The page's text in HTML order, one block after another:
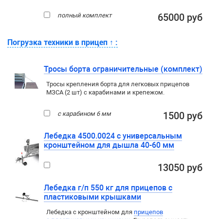
полный комплект 65000 руб
Погрузка техники в прицеп ↑ :
Тросы борта ограничительные (комплект)
Тросы крепления борта для легковых прицепов
МЗСА (2 шт) с карабинами и крепежом.
с карабином 6 мм 1500 руб
Лебедка 4500.0024 с универсальным
кронштейном для дышла 40-60 мм
13050 руб
Лебедка г/п 550 кг для прицепов с
пластиковыми крышками
Лебедка c кронштейном для прицепов